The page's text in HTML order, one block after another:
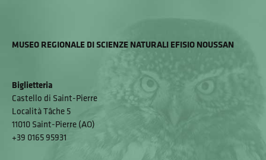
MUSEO REGIONALE DI SCIENZE NATURALI EFISIO NOUSSAN
Biglietteria
Castello di Saint-Pierre
Località Tâche 5
11010 Saint-Pierre (AO)
+39 0165 95931